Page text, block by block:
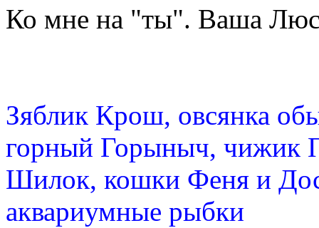
Ко мне на "ты". Ваша
Зяблик Крош, овсянка
горный Горыныч, чижик
Шилок, кошки Феня и
аквариумные рыбки